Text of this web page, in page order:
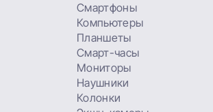
Смартфоны
Компьютеры
Планшеты
Смарт-часы
Мониторы
Наушники
Колонки